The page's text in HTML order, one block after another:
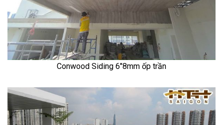
Conwood Siding 6″8mm ốp trần